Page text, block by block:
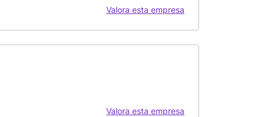
Valora esta empresa
Valora esta empresa